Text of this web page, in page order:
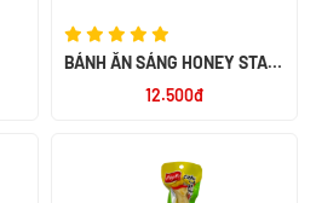
BÁNH ĂN SÁNG HONEY STAR
12.500đ